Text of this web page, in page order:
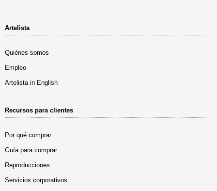
Artelista
Quiénes somos
Empleo
Artelista in English
Recursos para clientes
Por qué comprar
Guía para comprar
Reproducciones
Servicios corporativos